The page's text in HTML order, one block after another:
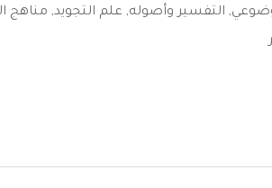
, التفسير وأصوله, علم التجويد, مناهج